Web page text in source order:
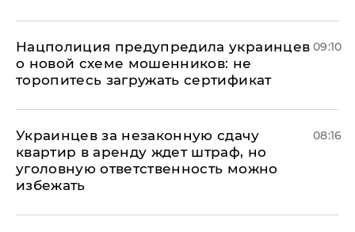
Нацполиция предупредила украинцев
о новой схеме мошенников: не
торопитесь загружать сертификат
09:10
Украинцев за незаконную сдачу
квартир в аренду ждет штраф, но
уголовную ответственность можно
избежать
08:16